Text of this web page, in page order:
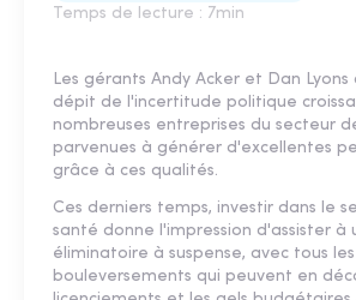
Temps de lecture : 7min
Les gérants Andy Acker et Dan
dépit de l'incertitude politique
nombreuses entreprises du secteur
parvenues à générer d'excellentes
grâce à ces qualités.
Ces derniers temps, investir dans le
santé donne l'impression d'assister à
éliminatoire à suspense, avec tous les
bouleversements qui peuvent en